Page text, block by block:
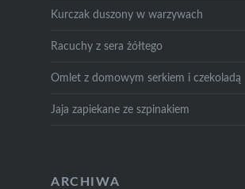
Kurczak duszony w warzywach
Racuchy z sera żółtego
Omlet z domowym serkiem i czekoladą
Jaja zapiekane ze szpinakiem
ARCHIWA